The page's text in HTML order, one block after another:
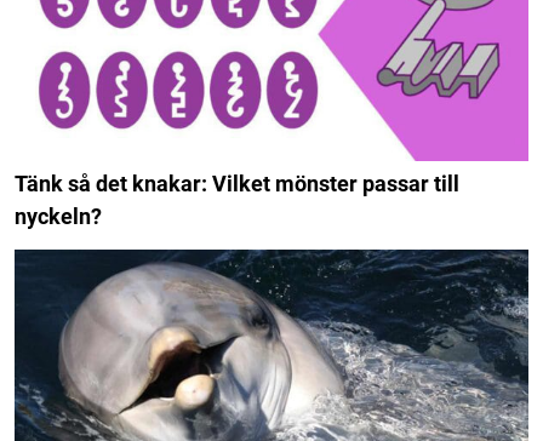
Tänk så det knakar: Vilket mönster passar till
nyckeln?